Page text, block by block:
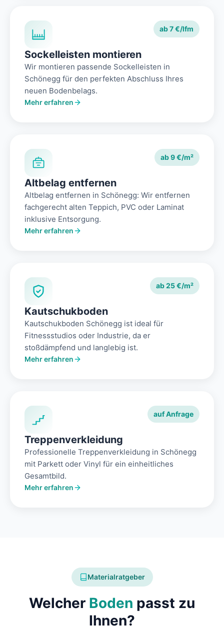
ab 7 €/lfm
Sockelleisten montieren
Wir montieren passende Sockelleisten in
Schönegg für den perfekten Abschluss Ihres
neuen Bodenbelags.
Mehr erfahren
ab 9 €/m²
Altbelag entfernen
Altbelag entfernen in Schönegg: Wir entfernen
fachgerecht alten Teppich, PVC oder Laminat
inklusive Entsorgung.
Mehr erfahren
ab 25 €/m²
Kautschukboden
Kautschukboden Schönegg ist ideal für
Fitnessstudios oder Industrie, da er
stoßdämpfend und langlebig ist.
Mehr erfahren
auf Anfrage
Treppenverkleidung
Professionelle Treppenverkleidung in Schönegg
mit Parkett oder Vinyl für ein einheitliches
Gesamtbild.
Mehr erfahren
Materialratgeber
Welcher Boden passt zu
Ihnen?